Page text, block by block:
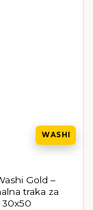
WASHI
Gold –
traka za
30x50